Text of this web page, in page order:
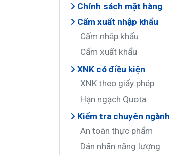
Chính sách mặt hàng
Cấm xuất nhập khẩu
Cấm nhập khẩu
Cấm xuất khẩu
XNK có điều kiện
XNK theo giấy phép
Hạn ngạch Quota
Kiểm tra chuyên ngành
An toàn thực phẩm
Dán nhãn năng lượng